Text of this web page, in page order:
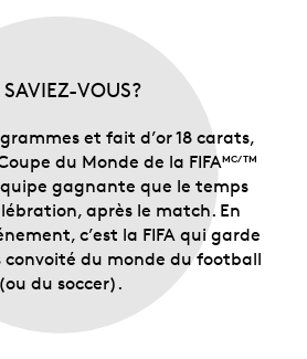
SAVIEZ-VOUS?
et fait d’or 18 carats,
du Monde de la FIFAMC/TM
gagnante que le temps
après le match. En
c’est la FIFA qui garde
convoité du monde du football
(ou du soccer).